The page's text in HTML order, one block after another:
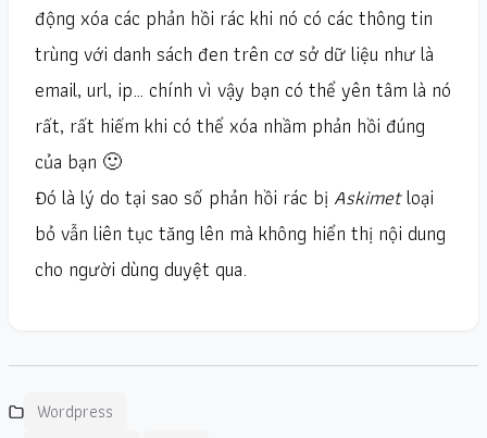
động xóa các phản hồi rác khi nó có các thông tin
trùng với danh sách đen trên cơ sở dữ liệu như là
email, url, ip… chính vì vậy bạn có thể yên tâm là nó
rất, rất hiếm khi có thể xóa nhầm phản hồi đúng
của bạn 🙂
Đó là lý do tại sao số phản hồi rác bị Askimetloại
bỏ vẫn liên tục tăng lên mà không hiển thị nội dung
cho người dùng duyệt qua.
Wordpress